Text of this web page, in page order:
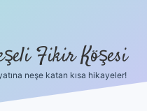
Fikir Köşesi
neşe katan kısa hikayeler!